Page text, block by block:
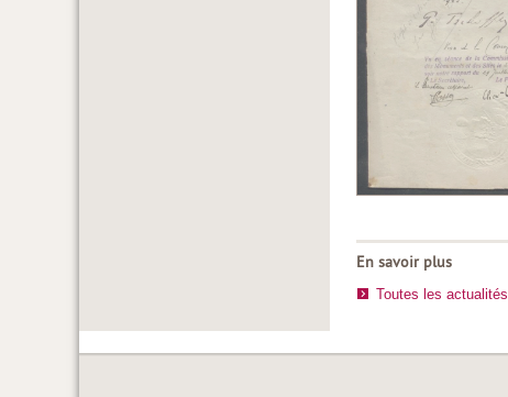
En savoir plus
Toutes les actualités